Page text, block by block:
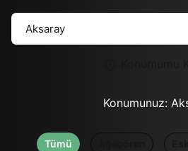
Konumunuz:
Tümü